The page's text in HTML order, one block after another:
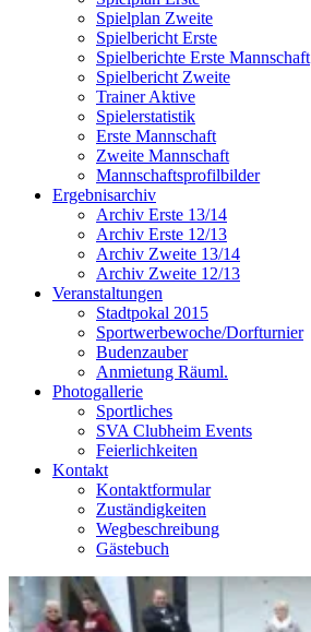
Spielplan Zweite
Spielbericht Erste
Spielberichte Erste Mannschaft
Spielbericht Zweite
Trainer Aktive
Spielerstatistik
Erste Mannschaft
Zweite Mannschaft
Mannschaftsprofilbilder
Ergebnisarchiv
Archiv Erste 13/14
Archiv Erste 12/13
Archiv Zweite 13/14
Archiv Zweite 12/13
Veranstaltungen
Stadtpokal 2015
Sportwerbewoche/Dorfturnier
Budenzauber
Anmietung Räuml.
Photogallerie
Sportliches
SVA Clubheim Events
Feierlichkeiten
Kontakt
Kontaktformular
Zuständigkeiten
Wegbeschreibung
Gästebuch